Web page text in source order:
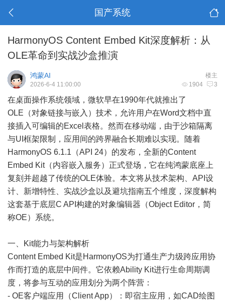
国产系统
HarmonyOS Content Embed Kit深度解析：从
OLE革命到实战沙盒推演
楼主
鸿蒙AI
1904 3
2026-6-4 11:00:00
在桌面操作系统领域，微软早在1990年代就推出了
OLE（对象链接与嵌入）技术，允许用户在Word文档中直
接插入可编辑的Excel表格。然而在移动端，由于沙箱隔离
与UI框架限制，应用间的跨界融合长期难以实现。随着
HarmonyOS 6.1.1（API 24）的发布，全新的Content
Embed Kit（内容嵌入服务）正式登场，它在纯鸿蒙底座上
复刻并超越了传统的OLE体验。本文将从技术架构、API设
计、新增特性、实战沙盒以及避坑指南五个维度，深度解构
这套基于底层C API构建的对象编辑器（Object Editor，简
称OE）系统。
一、Kit能力与架构解析
Content Embed Kit是HarmonyOS为打通生产力级跨应用协
作而打造的底层中间件。它依赖Ability Kit进行生命周期调
度，将参与互动的应用划分为两个阵营：
- OE客户端应用（Client App）：即宿主应用，如CAD绘图